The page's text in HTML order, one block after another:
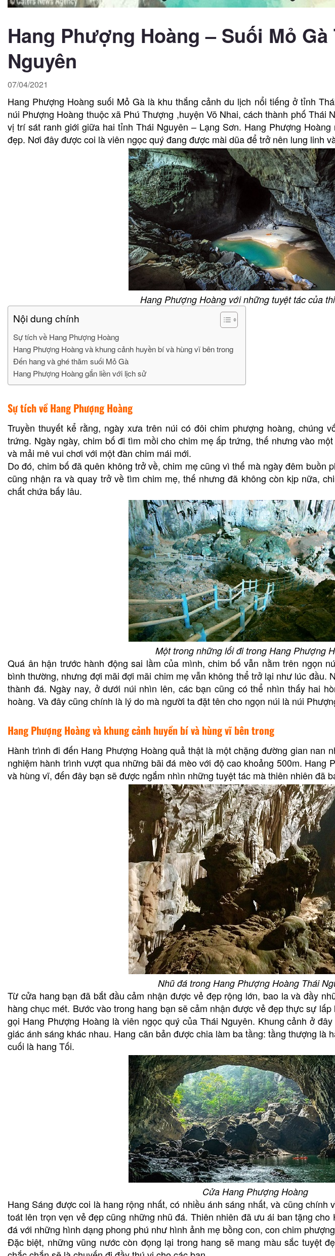
Hang Phượng Hoàng – Suối Mỏ Gà
Nguyên
07/04/2021
Hang Phượng Hoàng suối Mỏ Gà là khu thắng cảnh du lịch nổi tiếng ở tỉnh
núi Phượng Hoàng thuộc xã Phú Thượng ,huyện Võ Nhai, cách thành phố Thái
vị trí sát ranh giới giữa hai tỉnh Thái Nguyên – Lạng Sơn. Hang Phượng
đẹp. Nơi đây được coi là viên ngọc quý đang được mài dũa để trở nên lung linh
Hang Phượng Hoàng với những tuyệt tác của
Nội dung chính
Sự tích về Hang Phượng Hoàng
Hang Phượng Hoàng và khung cảnh huyền bí và hùng vĩ bên trong
Đến hang và ghé thăm suối Mỏ Gà
Hang Phượng Hoàng gắn liền với lịch sử
Sự tích về Hang Phượng Hoàng
Truyền thuyết kể rằng, ngày xưa trên núi có đôi chim phượng hoàng, chúng
trứng. Ngày ngày, chim bố đi tìm mồi cho chim mẹ ấp trứng, thế nhưng vào
và mải mê vui chơi với một đàn chim mái mới.
Do đó, chim bố đã quên không trở về, chim mẹ cũng vì thế mà ngày đêm buồn
cũng nhận ra và quay trở về tìm chim mẹ, thế nhưng đã không còn kịp nữa,
chất chứa bấy lâu.
Một trong những lối đi trong Hang Phượng
Quá ân hận trước hành động sai lầm của mình, chim bố vẫn nằm trên ngọn
bình thường, nhưng đợi mãi đợi mãi chim mẹ vẫn không thể trở lại như lúc đầu.
thành đá. Ngày nay, ở dưới núi nhìn lên, các bạn cũng có thể nhìn thấy hai
hoàng. Và đây cũng chính là lý do mà người ta đặt tên cho ngọn núi là núi
Hang Phượng Hoàng và khung cảnh huyền bí và hùng vĩ bên trong
Hành trình đi đến Hang Phượng Hoàng quả thật là một chặng đường gian nan
nghiệm hành trình vượt qua những bãi đá mèo với độ cao khoảng 500m. Hang
và hùng vĩ, đến đây bạn sẽ được ngắm nhìn những tuyệt tác mà thiên nhiên đã
Nhũ đá trong Hang Phượng Hoàng Thái
Từ cửa hang bạn đã bắt đầu cảm nhận được vẻ đẹp rộng lớn, bao la và đầy
hàng chục mét. Bước vào trong hang bạn sẽ cảm nhận được vẻ đẹp thực sự
gọi Hang Phượng Hoàng là viên ngọc quý của Thái Nguyên. Khung cảnh ở
giác ánh sáng khác nhau. Hang căn bản được chia làm ba tầng: tầng thượng là
cuối là hang Tối.
Cửa Hang Phượng Hoàng
Hang Sáng được coi là hang rộng nhất, có nhiều ánh sáng nhất, và cũng chính
toát lên trọn vẹn vẻ đẹp cũng những nhũ đá. Thiên nhiên đã ưu ái ban tặng
đá với những hình dạng phong phú như hình ảnh mẹ bồng con, con chim
Đặc biệt, những vũng nước còn đọng lại trong hang sẽ mang màu sắc tuyệt